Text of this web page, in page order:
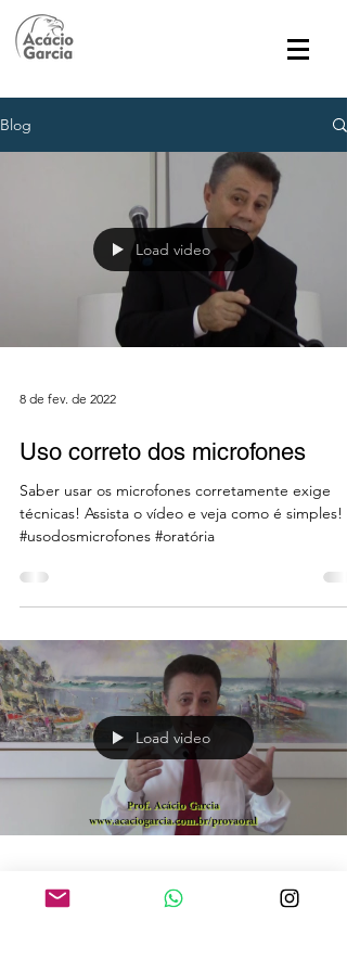
Blog
Load video
8 de fev. de 2022
Uso correto dos microfones
Saber usar os microfones corretamente exige
técnicas! Assista o vídeo e veja como é simples!
#usodosmicrofones #oratória
Load video
23 de jan. de 2022